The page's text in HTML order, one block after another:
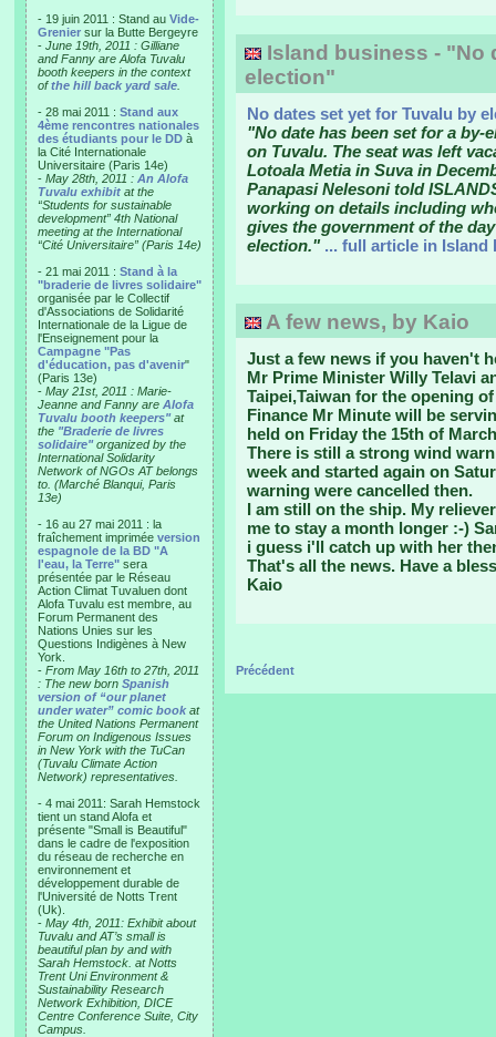
- 19 juin 2011 : Stand au Vide-
Grenier sur la Butte Bergeyre
- June 19th, 2011 : Gilliane
and Fanny are Alofa Tuvalu
booth keepers in the context
ofthe hill back yard sale
- 28 mai 2011 : Stand aux
4ème rencontres nationales
des étudiants pour le DD à
la Cité Internationale
Universitaire (Paris 14e)
- May 28th, 2011 : An Alofa
Tuvalu exhibit at the
“Students for sustainable
development” 4th National
meeting at the International
“Cité Universitaire” (Paris 14e)
- 21 mai 2011 : Stand à la
"braderie de livres solidaire"
organisée par le Collectif
d'Associations de Solidarité
Internationale de la Ligue de
l'Enseignement pour la
Campagne "Pas
d'éducation, pas d'avenir"
(Paris 13e)
- May 21st, 2011 : Marie-
Jeanne and Fanny are Alofa
Tuvalu booth keepers"at
the "Braderie de livres
solidaire"organized by the
International Solidarity
Network of NGOs AT belongs
to. (Marché Blanqui, Paris
13e)
- 16 au 27 mai 2011 : la
fraîchement imprimée version
espagnole de la BD "A
l'eau, la Terre" sera
présentée par le Réseau
Action Climat Tuvaluen dont
Alofa Tuvalu est membre, au
Forum Permanent des
Nations Unies sur les
Questions Indigènes à New
York.
- From May 16th to 27th, 2011
: The new born Spanish
version of “our planet
under water” comic book at
the United Nations Permanent
Forum on Indigenous Issues
in New York with the TuCan
(Tuvalu Climate Action
Network) representatives.
- 4 mai 2011: Sarah Hemstock
tient un stand Alofa et
présente "Small is Beautiful"
dans le cadre de l'exposition
du réseau de recherche en
environnement et
développement durable de
l'Université de Notts Trent
(Uk).
- May 4th, 2011: Exhibit about
Tuvalu and AT’s small is
beautiful plan by and with
Sarah Hemstock. at Notts
Trent Uni Environment &
Sustainability Research
Network Exhibition, DICE
Centre Conference Suite, City
Campus.
Island business - "No
election"
No dates set yet for Tuvalu by
"No date has been set for a by-
on Tuvalu. The seat was left
Lotoala Metia in Suva in
Panapasi Nelesoni told
working on details including
gives the government of the
election." ... full article in Island
A few news, by Kaio
Just a few news if you haven't
Mr Prime Minister Willy Telavi
Taipei,Taiwan for the opening
Finance Mr Minute will be
held on Friday the 15th of
There is still a strong wind
week and started again on
warning were cancelled then.
I am still on the ship. My
me to stay a month longer :-)
i guess i'll catch up with her
That's all the news. Have a
Kaio
Précédent